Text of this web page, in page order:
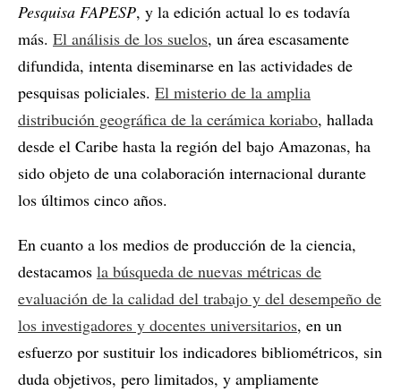
Pesquisa FAPESP, y la edición actual lo es todavía
más. El análisis de los suelos, un área escasamente
difundida, intenta diseminarse en las actividades de
pesquisas policiales. El misterio de la amplia
distribución geográfica de la cerámica koriabo, hallada
desde el Caribe hasta la región del bajo Amazonas, ha
sido objeto de una colaboración internacional durante
los últimos cinco años.
En cuanto a los medios de producción de la ciencia,
destacamos la búsqueda de nuevas métricas de
evaluación de la calidad del trabajo y del desempeño de
los investigadores y docentes universitarios, en un
esfuerzo por sustituir los indicadores bibliométricos, sin
duda objetivos, pero limitados, y ampliamente